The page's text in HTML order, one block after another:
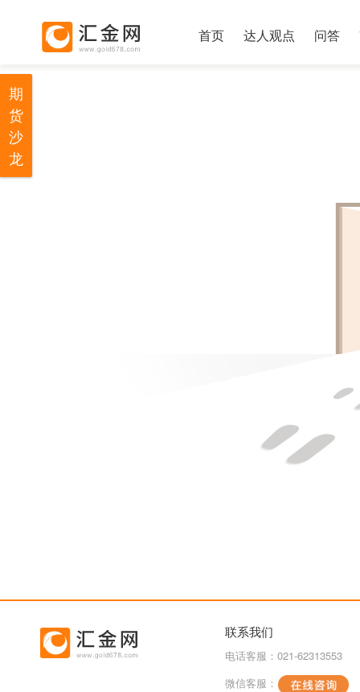
首页 达人观点 问答
联系我们
电话客服：021-62313553
微信客服：
期
货
沙
龙